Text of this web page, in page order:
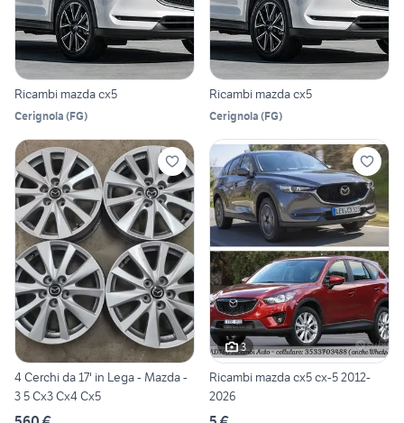
Ricambi mazda cx5
Cerignola (FG)
Ricambi mazda cx5
Cerignola (FG)
4 Cerchi da 17' in Lega - Mazda -
3 5 Cx3 Cx4 Cx5
3
Ricambi mazda cx5 cx-5 2012-
2026